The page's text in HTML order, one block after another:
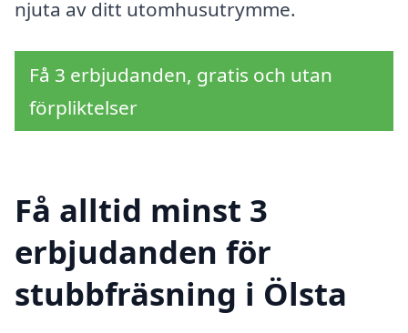
njuta av ditt utomhusutrymme.
Få 3 erbjudanden, gratis och utan
förpliktelser
Få alltid minst 3
erbjudanden för
stubbfräsning i Ölsta